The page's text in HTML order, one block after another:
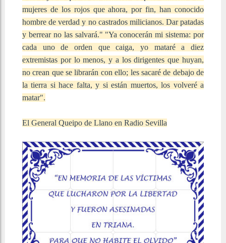
mujeres de los rojos que ahora, por fin, han conocido
hombre de verdad y no castrados milicianos. Dar patadas
y berrear no las salvará." "Ya conocerán mi sistema: por
cada uno de orden que caiga, yo mataré a diez
extremistas por lo menos, y a los dirigentes que huyan,
no crean que se librarán con ello; les sacaré de debajo de
la tierra si hace falta, y si están muertos, los volveré a
matar".
El General Queipo de Llano en Radio Sevilla